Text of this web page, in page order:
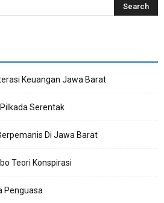
Keuangan Jawa Barat
Serentak
Di Jawa Barat
Teori Konspirasi
Penguasa